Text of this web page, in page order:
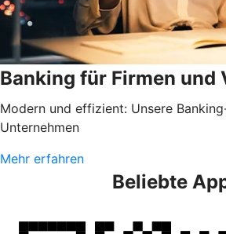
Banking für Firmen und
Modern und effizient: Unsere
Unternehmen
Mehr erfahren
Beliebte